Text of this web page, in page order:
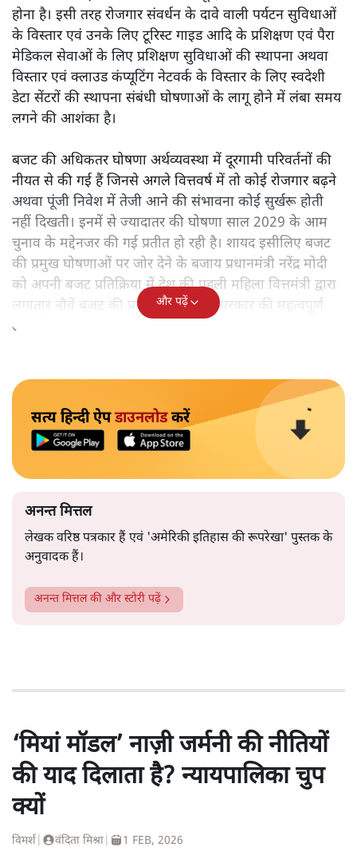
होना है। इसी तरह रोजगार संवर्धन के दावे वाली पर्यटन सुविधाओं
के विस्तार एवं उनके लिए टूरिस्ट गाइड आदि के प्रशिक्षण एवं पैरा
मेडिकल सेवाओं के लिए प्रशिक्षण सुविधाओं की स्थापना अथवा
विस्तार एवं क्लाउड कंप्यूटिंग नेटवर्क के विस्तार के लिए स्वदेशी
डेटा सेंटरों की स्थापना संबंधी घोषणाओं के लागू होने में लंबा समय
लगने की आशंका है।
बजट की अधिकतर घोषणा अर्थव्यवस्था में दूरगामी परिवर्तनों की
नीयत से की गई हैं जिनसे अगले वित्तवर्ष में तो कोई रोजगार बढ़ने
अथवा पूंजी निवेश में तेजी आने की संभावना कोई सुर्खरू होती
नहीं दिखती। इनमें से ज्यादातर की घोषणा साल 2029 के आम
चुनाव के मद्देनजर की गई प्रतीत हो रही है। शायद इसीलिए बजट
की प्रमुख घोषणाओं पर जोर देने के बजाय प्रधानमंत्री नरेंद्र मोदी
को अपनी बजट प्रतिक्रिया में देश की पहली महिला वित्तमंत्री द्वारा
लगातार नौवें बजट की प्रस्तुति को अपनी सरकार की महत्वपूर्ण
उपलब्धि बताने पर मजबूर होना पड़ा।
और पढ़ें
सत्य हिन्दी ऐपडाउनलोडकरें
अनन्त मित्तल
लेखक वरिष्ठ पत्रकार हैं एवं 'अमेरिकी इतिहास की रूपरेखा' पुस्तक के
अनुवादक हैं।
अनन्त मित्तलकी और स्टोरी पढ़ें
‘मियां मॉडल’ नाज़ी जर्मनी की नीतियों
की याद दिलाता है? न्यायपालिका चुप
क्यों
विमर्श वंदिता मिश्रा 1 FEB, 2026